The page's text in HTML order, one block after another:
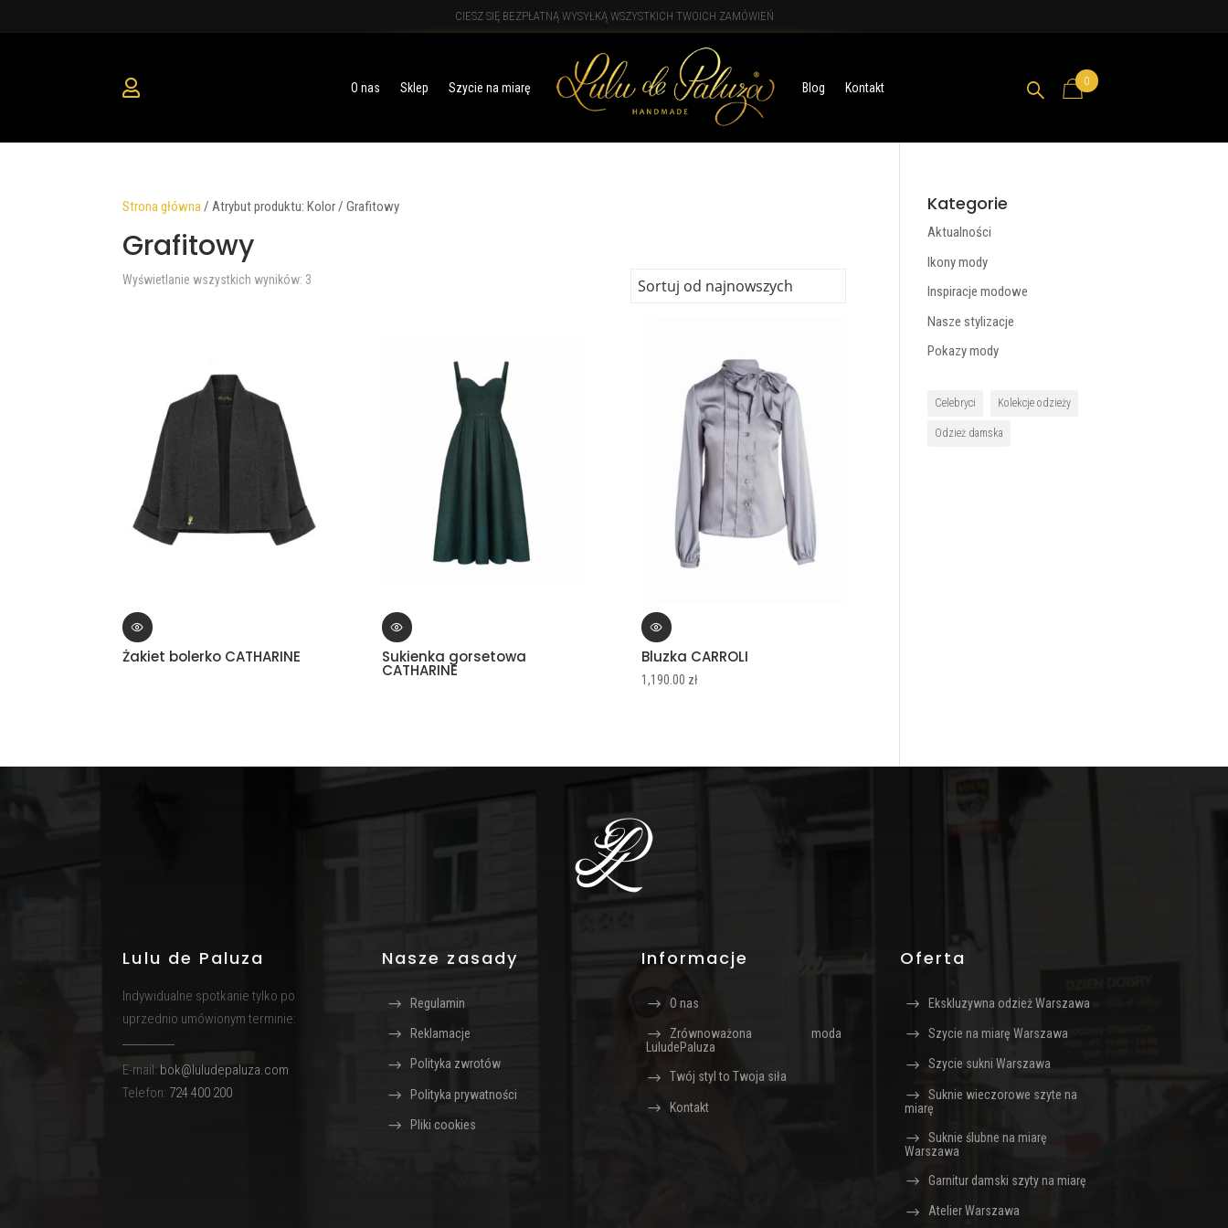
CIESZ SIĘ BEZPŁATNĄ WYSYŁKĄ WSZYSTKICH TWOICH ZAMÓWIEŃ
O nas Sklep Szycie na miarę Blog Kontakt  0
Strona główna/Atrybut produktu: Kolor/Grafitowy
Grafitowy
Wyświetlanie wszystkich wyników: 3
Żakiet bolerko CATHARINE Sukienka gorsetowa
CATHARINE
Bluzka CARROLI
1,190.00 zł
Kategorie
Aktualności
Ikony mody
Inspiracje modowe
Nasze stylizacje
Pokazy mody
Celebryci Kolekcje odzieży
Odzież damska
Lulu de Paluza
Indywidualne spotkanie tylko po
uprzednio umówionym terminie:
E-mail: bok@luludepaluza.com
Telefon: 724 400 200
Nasze zasady
Regulamin
Reklamacje
Polityka zwrotów
Polityka prywatności
Pliki cookies
Informacje
O nas
Zrównoważona moda
LuludePaluza
Twój styl to Twoja siła
Kontakt
Oferta
Ekskluzywna odzież Warszawa
Szycie na miarę Warszawa
Szycie sukni Warszawa
Suknie wieczorowe szyte na
miarę
Suknie ślubne na miarę
Warszawa
Garnitur damski szyty na miarę
Atelier Warszawa